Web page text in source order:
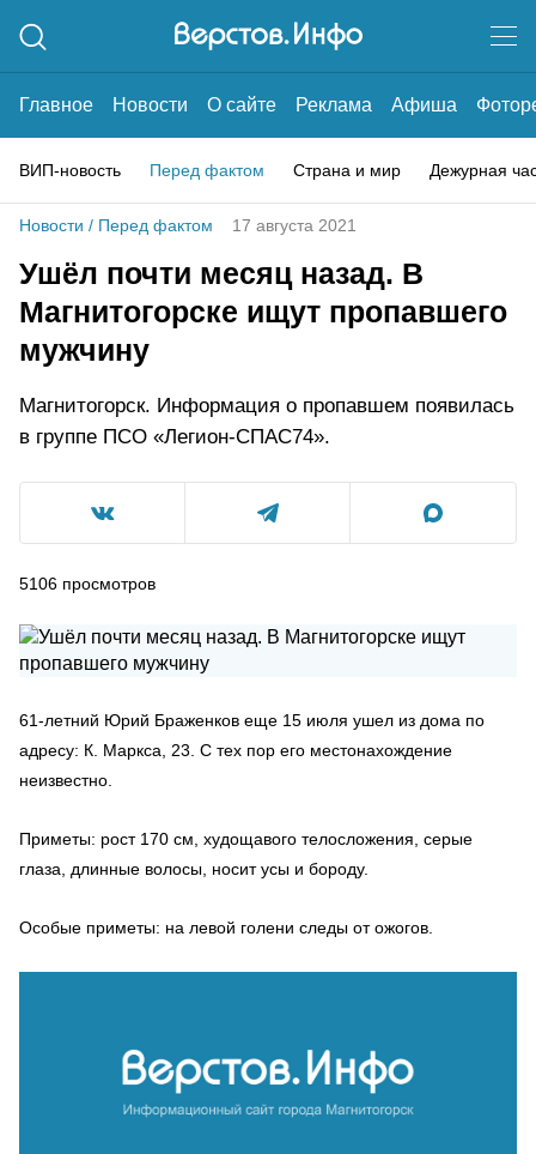
Главное Новости О сайте Реклама Афиша
ВИП-новость Перед фактом Страна и мир Дежурная
Новости / Перед фактом 17 августа 2021
Ушёл почти месяц назад. В
Магнитогорске ищут пропавшего
мужчину
Магнитогорск. Информация о пропавшем появилась
в группе ПСО «Легион-СПАС74».
5106 просмотров
61-летний Юрий Браженков еще 15 июля ушел из дома по
адресу: К. Маркса, 23. С тех пор его местонахождение
неизвестно.
Приметы: рост 170 см, худощавого телосложения, серые
глаза, длинные волосы, носит усы и бороду.
Особые приметы: на левой голени следы от ожогов.